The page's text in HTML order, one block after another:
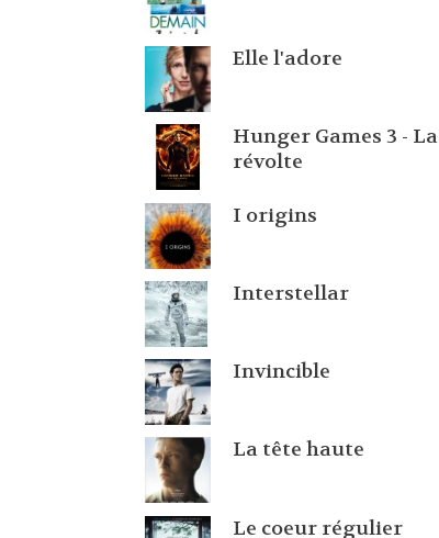
Elle l'adore
Hunger Games 3 - La
révolte
I origins
Interstellar
Invincible
La tête haute
Le coeur régulier